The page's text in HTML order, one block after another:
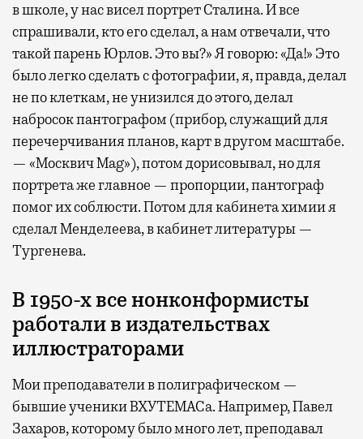
в школе, у нас висел портрет Сталина. И все
спрашивали, кто его сделал, а нам отвечали, что
такой парень Юрлов. Это вы?» Я говорю: «Да!» Это
было легко сделать с фотографии, я, правда, делал
не по клеткам, не унизился до этого, делал
набросок пантографом (прибор, служащий для
перечерчивания планов, карт в другом масштабе.
— «Москвич Mag»), потом дорисовывал, но для
портрета же главное — пропорции, пантограф
помог их соблюсти. Потом для кабинета химии я
сделал Менделеева, в кабинет литературы —
Тургенева.
В 1950-х все нонконформисты
работали в издательствах
иллюстраторами
Мои преподаватели в полиграфическом —
бывшие ученики ВХУТЕМАСа. Например, Павел
Захаров, которому было много лет, преподавал